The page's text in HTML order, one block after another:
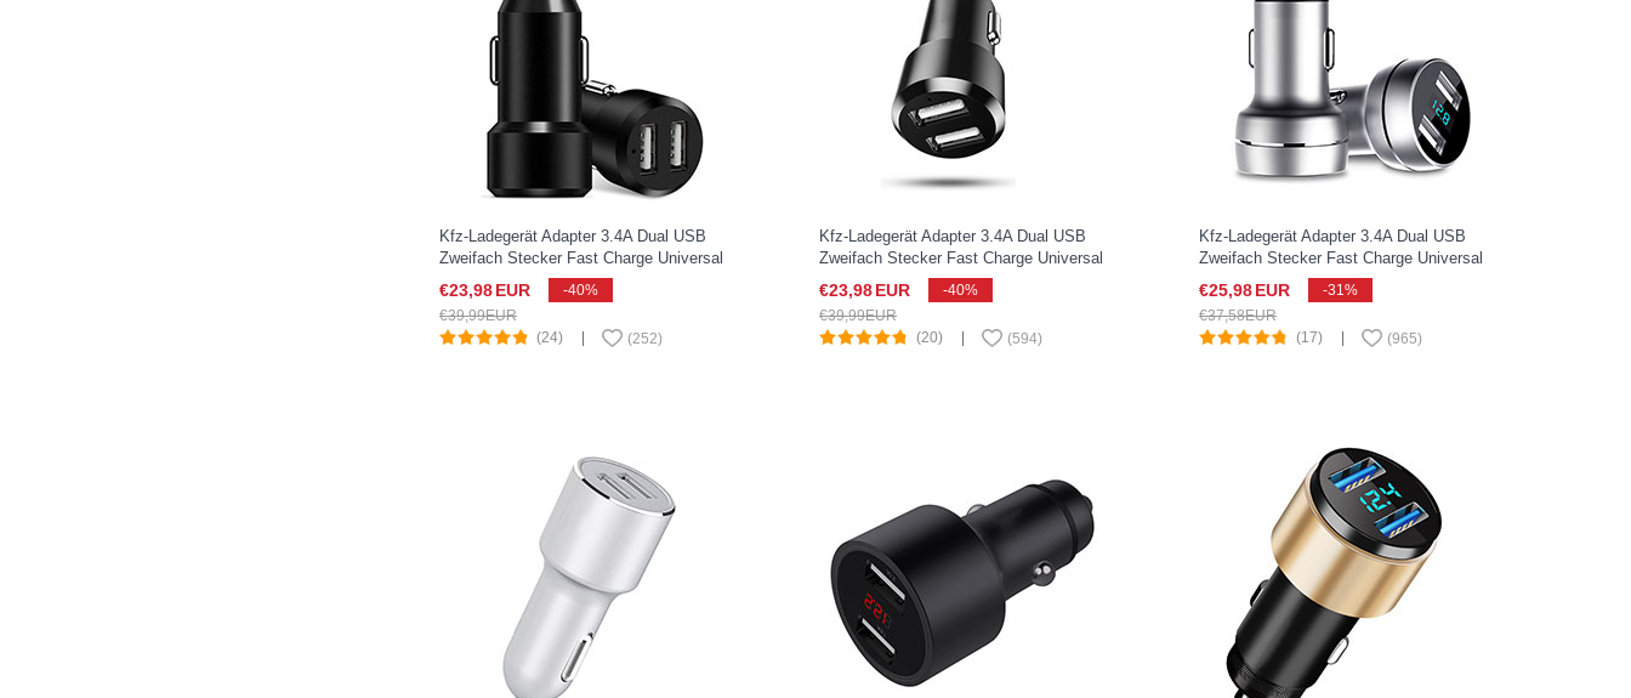
Kfz-Ladegerät Adapter 3.4A Dual USB
Zweifach Stecker Fast Charge Universal
für Sony Xperia XZ2 Compact Schwarz
€23,98EUR
-40%
€39,99EUR
(24)
(252)
Kfz-Ladegerät Adapter 3.4A Dual USB
Zweifach Stecker Fast Charge Universal
U01 für Sony Xperia XZ2 Compact
Schwarz
€23,98EUR
-40%
€39,99EUR
(20)
(594)
Kfz-Ladegerät Adapter 3.4A Dual USB
Zweifach Stecker Fast Charge Universal
U03 für Sony Xperia XZ2 Compact Silber
€25,98EUR
-31%
€37,58EUR
(17)
(965)